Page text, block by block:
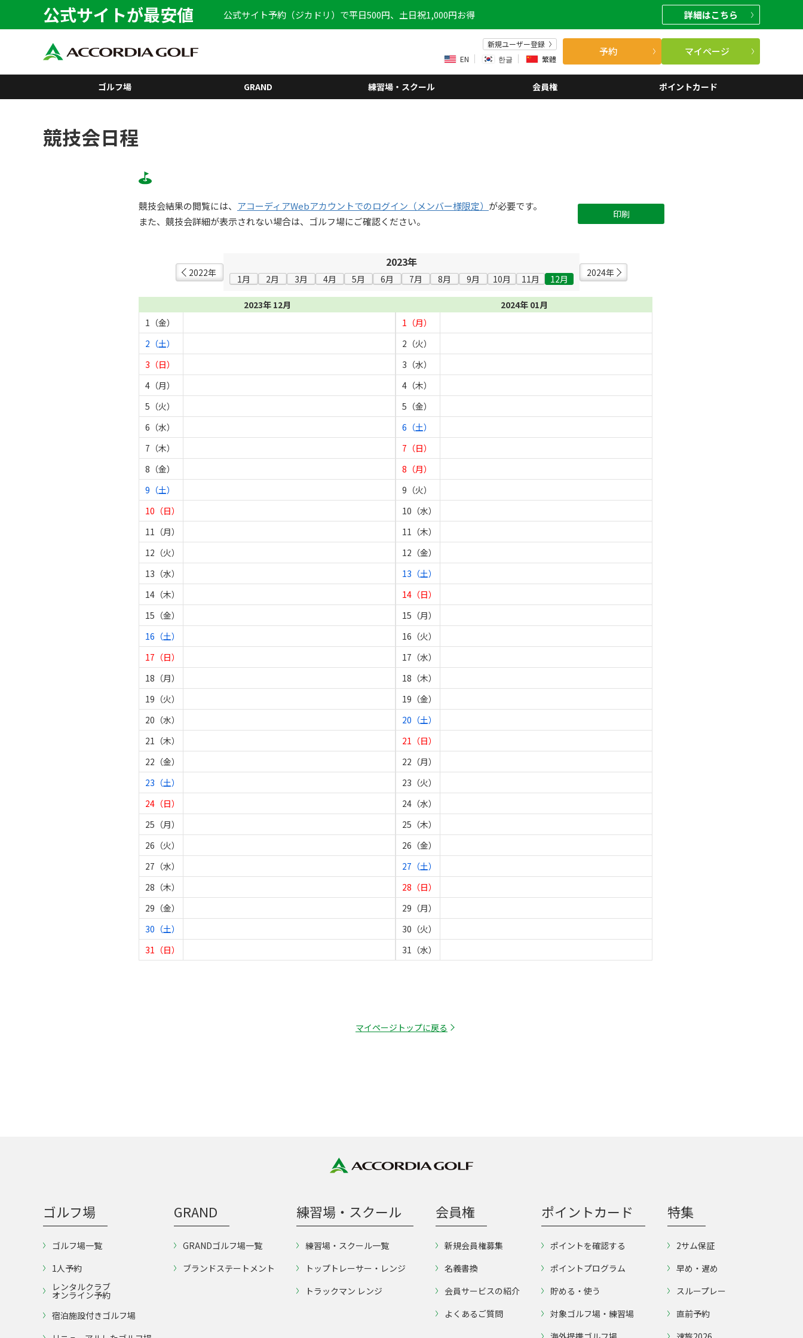
公式サイトが最安値 公式サイト予約（ジカドリ）で平日500円、土日祝1,000円お得 詳細はこちら
新規ユーザー登録
EN
한글 繁體
予約 マイページ
ゴルフ場 GRAND 練習場・スクール 会員権 ポイントカード
競技会日程
競技会結果の閲覧には、 アコーディアWebアカウントでのログイン（メンバー様限定） が必要です。
また、競技会詳細が表示されない場合は、ゴルフ場にご確認ください。
印刷
2022年
2023年
1月 2月 3月 4月 5月 6月 7月 8月 9月 10月 11月 12月
2024年
2023年 12月
1（金）
2（土）
3（日）
4（月）
5（火）
6（水）
7（木）
8（金）
9（土）
10（日）
11（月）
12（火）
13（水）
14（木）
15（金）
16（土）
17（日）
18（月）
19（火）
20（水）
21（木）
22（金）
23（土）
24（日）
25（月）
26（火）
27（水）
28（木）
29（金）
30（土）
31（日）
2024年 01月
1（月）
2（火）
3（水）
4（木）
5（金）
6（土）
7（日）
8（月）
9（火）
10（水）
11（木）
12（金）
13（土）
14（日）
15（月）
16（火）
17（水）
18（木）
19（金）
20（土）
21（日）
22（月）
23（火）
24（水）
25（木）
26（金）
27（土）
28（日）
29（月）
30（火）
31（水）
マイページトップに戻る
ゴルフ場
ゴルフ場一覧
1人予約
レンタルクラブ
オンライン予約
宿泊施設付きゴルフ場
GRAND
GRANDゴルフ場一覧
ブランドステートメント
練習場・スクール
練習場・スクール一覧
トップトレーサー・レンジ
トラックマン レンジ
会員権
新規会員権募集
名義書換
会員サービスの紹介
よくあるご質問
ポイントカード
ポイントを確認する
ポイントプログラム
貯める・使う
対象ゴルフ場・練習場
特集
2サム保証
早め・遅め
スループレー
直前予約